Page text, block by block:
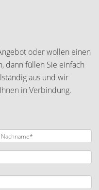
oder wollen einen
dann füllen Sie einfach
aus und wir
in Verbindung.